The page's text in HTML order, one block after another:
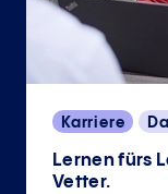
Karriere
Lernen fürs
Vetter.